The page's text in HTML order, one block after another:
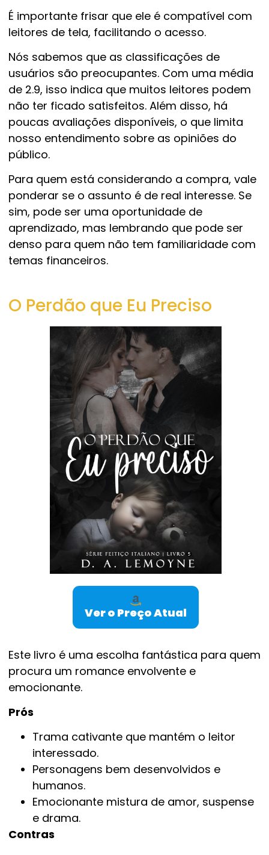
É importante frisar que ele é compatível com
leitores de tela, facilitando o acesso.
Nós sabemos que as classificações de
usuários são preocupantes. Com uma média
de 2.9, isso indica que muitos leitores podem
não ter ficado satisfeitos. Além disso, há
poucas avaliações disponíveis, o que limita
nosso entendimento sobre as opiniões do
público.
Para quem está considerando a compra, vale
ponderar se o assunto é de real interesse. Se
sim, pode ser uma oportunidade de
aprendizado, mas lembrando que pode ser
denso para quem não tem familiaridade com
temas financeiros.
O Perdão que Eu Preciso
Ver o Preço Atual
Este livro é uma escolha fantástica para quem
procura um romance envolvente e
emocionante.
Prós
Trama cativante que mantém o leitor
interessado.
Personagens bem desenvolvidos e
humanos.
Emocionante mistura de amor, suspense
e drama.
Contras